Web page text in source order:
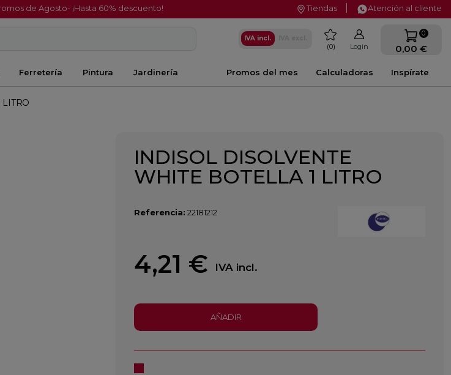
de Agosto- ¡Hasta 60% descuento! Tiendas Atención al cliente
IVA incl. favorite
0 Login
0
0,00 €
Ferretería Pintura Jardinería Inspírate
Calculadoras
Promos del mes
INDISOL DISOLVENTE
WHITE BOTELLA 1 LITRO
Referencia: 22181212
4,21 € IVA incl.
AÑADIR